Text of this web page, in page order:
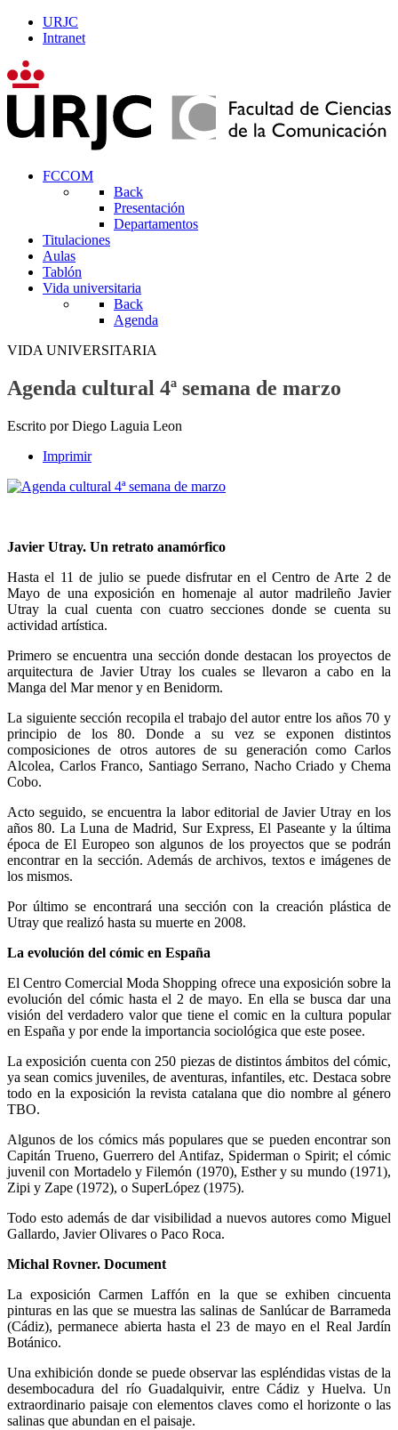
URJC
Intranet
FCCOM
Back
Presentación
Departamentos
Titulaciones
Aulas
Tablón
Vida universitaria
Back
Agenda
VIDA UNIVERSITARIA
Agenda cultural 4ª semana de marzo
Escrito por Diego Laguia Leon
Imprimir
Javier Utray. Un retrato anamórfico
Hasta el 11 de julio se puede disfrutar en el Centro de Arte 2 de
Mayo de una exposición en homenaje al autor madrileño Javier
Utray la cual cuenta con cuatro secciones donde se cuenta su
actividad artística.
Primero se encuentra una sección donde destacan los proyectos de
arquitectura de Javier Utray los cuales se llevaron a cabo en la
Manga del Mar menor y en Benidorm.
La siguiente sección recopila el trabajo del autor entre los años 70 y
principio de los 80. Donde a su vez se exponen distintos
composiciones de otros autores de su generación como Carlos
Alcolea, Carlos Franco, Santiago Serrano, Nacho Criado y Chema
Cobo.
Acto seguido, se encuentra la labor editorial de Javier Utray en los
años 80. La Luna de Madrid, Sur Express, El Paseante y la última
época de El Europeo son algunos de los proyectos que se podrán
encontrar en la sección. Además de archivos, textos e imágenes de
los mismos.
Por último se encontrará una sección con la creación plástica de
Utray que realizó hasta su muerte en 2008.
La evolución del cómic en España
El Centro Comercial Moda Shopping ofrece una exposición sobre la
evolución del cómic hasta el 2 de mayo. En ella se busca dar una
visión del verdadero valor que tiene el comic en la cultura popular
en España y por ende la importancia sociológica que este posee.
La exposición cuenta con 250 piezas de distintos ámbitos del cómic,
ya sean comics juveniles, de aventuras, infantiles, etc. Destaca sobre
todo en la exposición la revista catalana que dio nombre al género
TBO.
Algunos de los cómics más populares que se pueden encontrar son
Capitán Trueno, Guerrero del Antifaz, Spiderman o Spirit; el cómic
juvenil con Mortadelo y Filemón (1970), Esther y su mundo (1971),
Zipi y Zape (1972), o SuperLópez (1975).
Todo esto además de dar visibilidad a nuevos autores como Miguel
Gallardo, Javier Olivares o Paco Roca.
Michal Rovner. Document
La exposición Carmen Laffón en la que se exhiben cincuenta
pinturas en las que se muestra las salinas de Sanlúcar de Barrameda
(Cádiz), permanece abierta hasta el 23 de mayo en el Real Jardín
Botánico.
Una exhibición donde se puede observar las espléndidas vistas de la
desembocadura del río Guadalquivir, entre Cádiz y Huelva. Un
extraordinario paisaje con elementos claves como el horizonte o las
salinas que abundan en el paisaje.